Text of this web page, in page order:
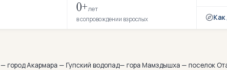
0+лет
в сопровождении взрослых Как
— город Акармара — Гупский водопад— гора Мамздышха — поселок